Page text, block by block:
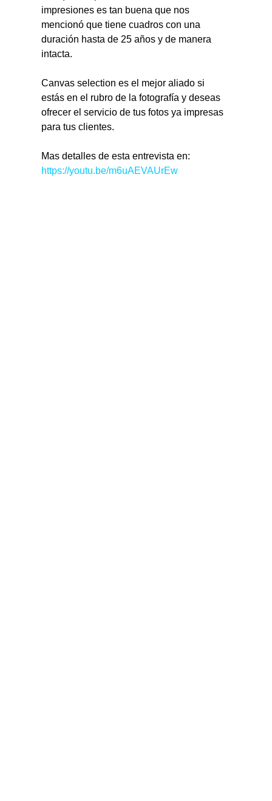
impresiones es tan buena que nos
mencionó que tiene cuadros con una
duración hasta de 25 años y de manera
intacta.
Canvas selection es el mejor aliado si
estás en el rubro de la fotografía y deseas
ofrecer el servicio de tus fotos ya impresas
para tus clientes.
Mas detalles de esta entrevista en:
https://youtu.be/m6uAEVAUrEw